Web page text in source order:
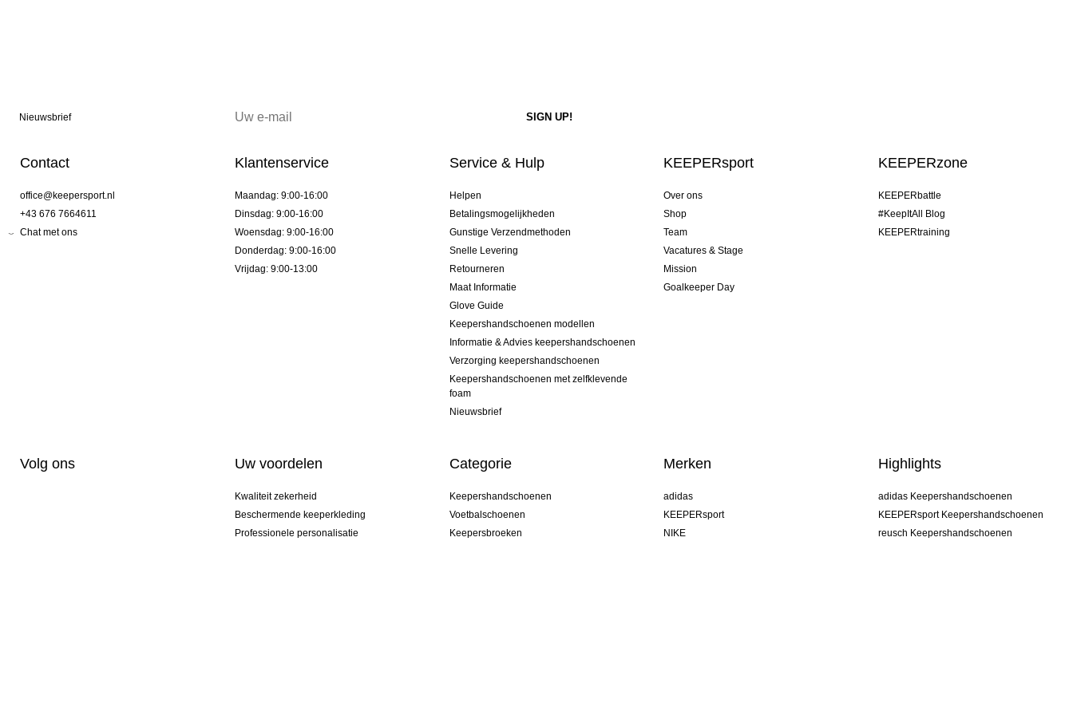
Nieuwsbrief
Contact
office@keepersport.nl
+43 676 7664611
Chat met ons
Klantenservice
Maandag: 9:00-16:00
Dinsdag: 9:00-16:00
Woensdag: 9:00-16:00
Donderdag: 9:00-16:00
Vrijdag: 9:00-13:00
Service & Hulp
Helpen
Betalingsmogelijkheden
Gunstige Verzendmethoden
Snelle Levering
Retourneren
Maat Informatie
Glove Guide
Keepershandschoenen modellen
Informatie & Advies keepershandschoenen
Verzorging keepershandschoenen
Keepershandschoenen met zelfklevende
foam
Nieuwsbrief
KEEPERsport
Over ons
Shop
Team
Vacatures & Stage
Mission
Goalkeeper Day
KEEPERzone
KEEPERbattle
#KeepItAll Blog
KEEPERtraining
Volg ons Uw voordelen
Kwaliteit zekerheid
Beschermende keeperkleding
Professionele personalisatie
Categorie
Keepershandschoenen
Voetbalschoenen
Keepersbroeken
Merken
adidas
KEEPERsport
NIKE
Highlights
adidas Keepershandschoenen
KEEPERsport Keepershandschoenen
reusch Keepershandschoenen